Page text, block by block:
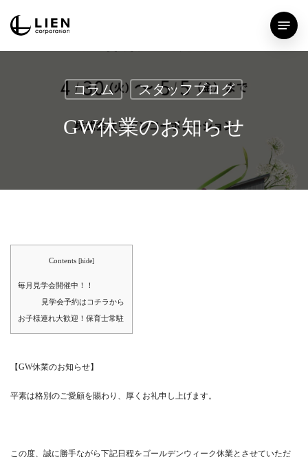
Menu
コラム スタッフブログ
GW休業のお知らせ
Contents [hide]
毎月見学会開催中！！
見学会予約はコチラから
お子様連れ大歓迎！保育士常駐
【GW休業のお知らせ】
平素は格別のご愛顧を賜わり、厚くお礼申し上げます。
この度、誠に勝手ながら下記日程をゴールデンウィーク休業とさせていただ